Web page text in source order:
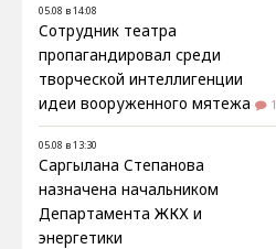
05.08 в 14:08
Сотрудник театра
пропагандировал среди
творческой интеллигенции
идеи вооруженного мятежа
1
05.08 в 13:30
Саргылана Степанова
назначена начальником
Департамента ЖКХ и
энергетики